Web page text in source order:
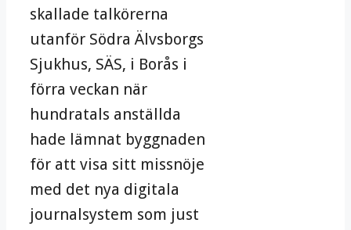
skallade talkörerna
utanför Södra Älvsborgs
Sjukhus, SÄS, i Borås i
förra veckan när
hundratals anställda
hade lämnat byggnaden
för att visa sitt missnöje
med det nya digitala
journalsystem som just